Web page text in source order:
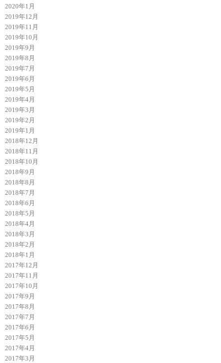
2020年1月
2019年12月
2019年11月
2019年10月
2019年9月
2019年8月
2019年7月
2019年6月
2019年5月
2019年4月
2019年3月
2019年2月
2019年1月
2018年12月
2018年11月
2018年10月
2018年9月
2018年8月
2018年7月
2018年6月
2018年5月
2018年4月
2018年3月
2018年2月
2018年1月
2017年12月
2017年11月
2017年10月
2017年9月
2017年8月
2017年7月
2017年6月
2017年5月
2017年4月
2017年3月